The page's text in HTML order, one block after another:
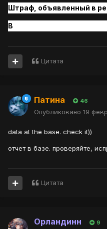
Штраф, объявленный в
B
Цитата
Патина 46
Опубликовано 19
data at the base. check it))
отчет в базе. проверяйте,
Цитата
Орландинн 9